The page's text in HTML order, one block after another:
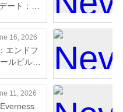
ート：
スキン登
&
16, 2026
エンドフ
ルビルド
ティ編成
11, 2026